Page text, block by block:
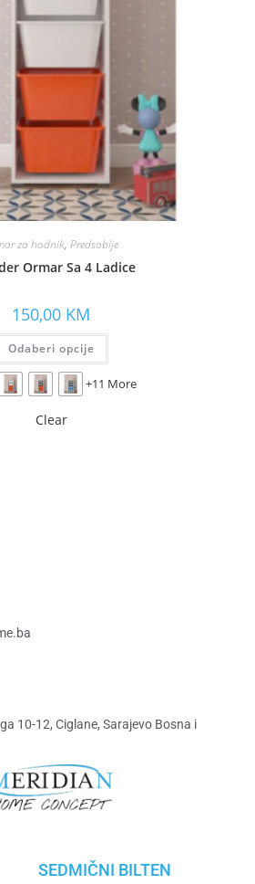
za hodnik, Predsoblje
Ormar Sa 4 Ladice
150,00 KM
Odaberi opcije
+11 More
Clear
10-12, Ciglane, Sarajevo Bosna i
SEDMIČNI BILTEN